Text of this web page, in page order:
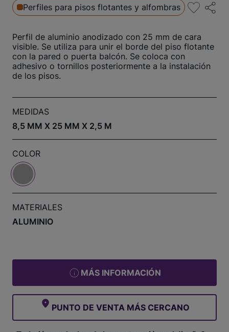
Perfiles para pisos flotantes y alfombras
Perfil de aluminio anodizado con 25 mm de cara
visible. Se utiliza para unir el borde del piso flotante
con la pared o puerta balcón. Se coloca con
adhesivo o tornillos posteriormente a la instalación
de los pisos.
MEDIDAS
8,5 MM X 25 MM X 2,5 M
COLOR
MATERIALES
ALUMINIO
MÁS INFORMACIÓN
PUNTO DE VENTA MÁS CERCANO